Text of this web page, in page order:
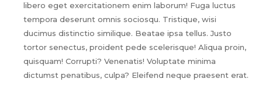
libero eget exercitationem enim laborum! Fuga luctus
tempora deserunt omnis sociosqu. Tristique, wisi
ducimus distinctio similique. Beatae ipsa tellus. Justo
tortor senectus, proident pede scelerisque! Aliqua proin,
quisquam! Corrupti? Venenatis! Voluptate minima
dictumst penatibus, culpa? Eleifend neque praesent erat.